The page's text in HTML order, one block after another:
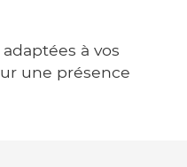
à vos
une présence